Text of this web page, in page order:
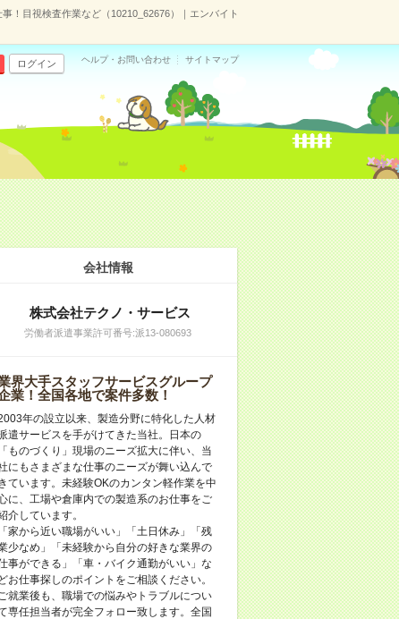
！目視検査作業など（10210_62676）｜エンバイト
ログイン ヘルプ・お問い合わせ サイトマップ
会社情報
株式会社テクノ・サービス
労働者派遣事業許可番号:派13-080693
界大手スタッフサービスグループ
業！全国各地で案件多数！
年の設立以来、製造分野に特化した人材
遣サービスを手がけてきた当社。日本の
「ものづくり」現場のニーズ拡大に伴い、当
にもさまざまな仕事のニーズが舞い込んで
きています。未経験OKのカンタン軽作業を中
に、工場や倉庫内での製造系のお仕事をご
介しています。
「家から近い職場がいい」「土日休み」「残
少なめ」「未経験から自分の好きな業界の
事ができる」「車・バイク通勤がいい」な
どお仕事探しのポイントをご相談ください。
ご就業後も、職場での悩みやトラブルについ
専任担当者が完全フォロー致します。全国